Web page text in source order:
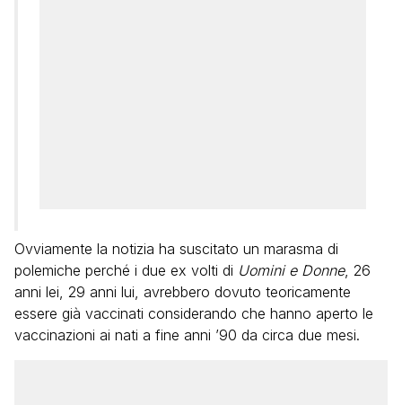
Ovviamente la notizia ha suscitato un marasma di
polemiche perché i due ex volti di Uomini e Donne, 26
anni lei, 29 anni lui, avrebbero dovuto teoricamente
essere già vaccinati considerando che hanno aperto le
vaccinazioni ai nati a fine anni ’90 da circa due mesi.